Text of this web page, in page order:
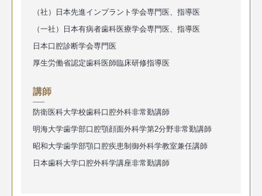
（社）日本先進インプラント学会専門医、指導医
（一社）日本有病者歯科医療学会専門医、指導医
日本口腔診断学会専門医
厚生労働省認定歯科医師臨床研修指導医
講師
防衛医科大学校歯科口腔外科非常勤講師
明海大学歯学部口腔顎顔面外科学第2分野非常勤講師
昭和大学歯学部顎口腔疾患制御外科学教室兼任講師
日本歯科大学口腔外科学講座非常勤講師